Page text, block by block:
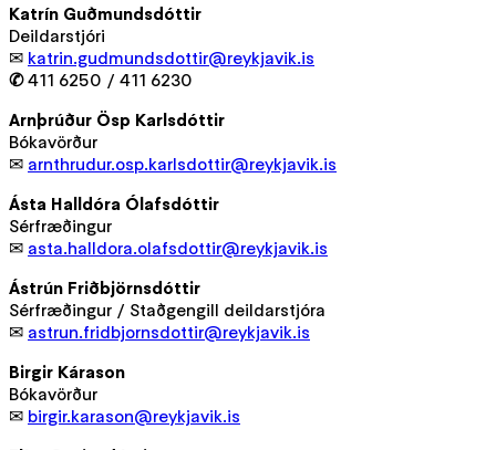
Katrín Guðmundsdóttir
Deildarstjóri
✉ katrin.gudmundsdottir@reykjavik.is
✆411 6250 / 411 6230
Arnþrúður Ösp Karlsdóttir
Bókavörður
✉ arnthrudur.osp.karlsdottir@reykjavik.is
Ásta Halldóra Ólafsdóttir
Sérfræðingur
✉ asta.halldora.olafsdottir@reykjavik.is
Ástrún Friðbjörnsdóttir
Sérfræðingur / Staðgengill deildarstjóra
✉ astrun.fridbjornsdottir@reykjavik.is
Birgir Kárason
Bókavörður
✉ birgir.karason@reykjavik.is